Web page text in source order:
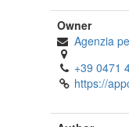
Owner
Agenzia
+39 0471
https://